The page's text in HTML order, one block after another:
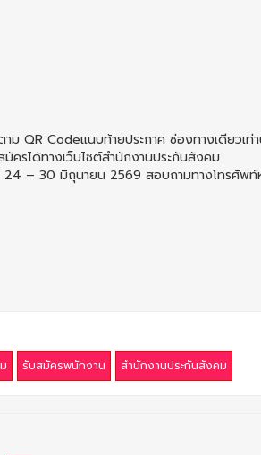
QR Codeแนบท้ายประกาศ ช่องทางเดียวเท่
ครได้ทางเว็บไซต์สำนักงานประกันสังคม
– 30 มิถุนายน 2569 สอบถามทางโทรศัพท์
รับสมัครพนักงาน สำนักงานประกันสังคม